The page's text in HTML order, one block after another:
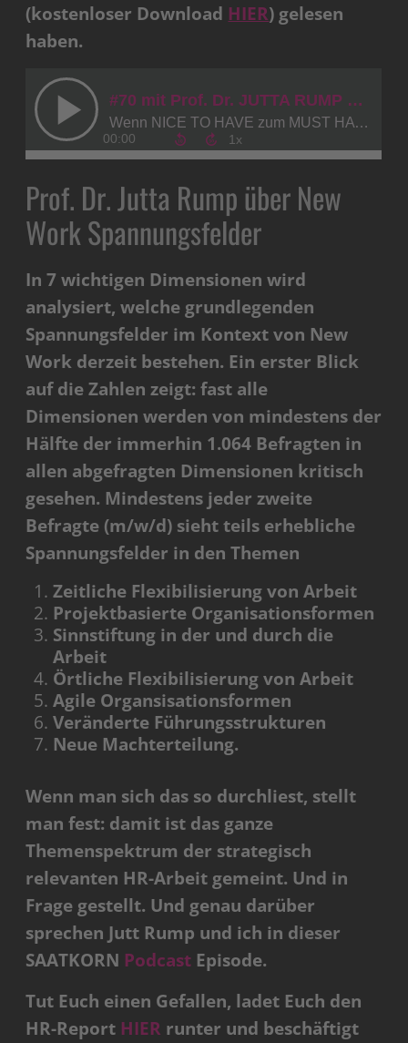
(kostenloser Download HIER) gelesen
haben.
Prof. Dr. Jutta Rump über New
Work Spannungsfelder
In 7 wichtigen Dimensionen wird
analysiert, welche grundlegenden
Spannungsfelder im Kontext von New
Work derzeit bestehen. Ein erster Blick
auf die Zahlen zeigt: fast alle
Dimensionen werden von mindestens der
Hälfte der immerhin 1.064 Befragten in
allen abgefragten Dimensionen kritisch
gesehen. Mindestens jeder zweite
Befragte (m/w/d) sieht teils erhebliche
Spannungsfelder in den Themen
Zeitliche Flexibilisierung von Arbeit
Projektbasierte Organisationsformen
Sinnstiftung in der und durch die
Arbeit
Örtliche Flexibilisierung von Arbeit
Agile Organsisationsformen
Veränderte Führungsstrukturen
Neue Machterteilung.
Wenn man sich das so durchliest, stellt
man fest: damit ist das ganze
Themenspektrum der strategisch
relevanten HR-Arbeit gemeint. Und in
Frage gestellt. Und genau darüber
sprechen Jutt Rump und ich in dieser
SAATKORN Podcast Episode.
Tut Euch einen Gefallen, ladet Euch den
HR-Report HIER runter und beschäftigt